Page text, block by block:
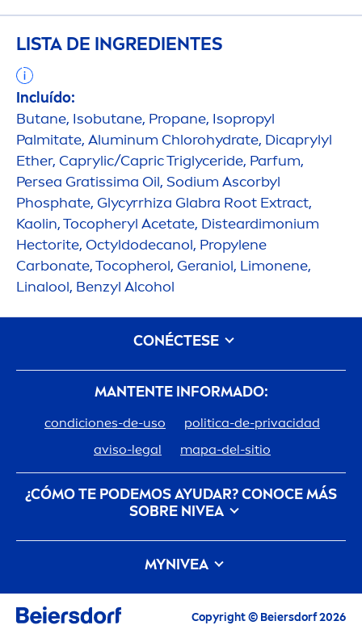
LISTA DE INGREDIENTES
Incluído:
Butane, Isobutane, Propane, Isopropyl
Palmitate, Aluminum Chlorohydrate, Dicaprylyl
Ether, Caprylic/Capric Triglyceride, Parfum,
Persea Gratissima Oil, Sodium Ascorbyl
Phosphate, Glycyrrhiza Glabra Root Extract,
Kaolin, Tocopheryl Acetate, Disteardimonium
Hectorite, Octyldodecanol, Propylene
Carbonate, Tocopherol, Geraniol, Limonene,
Linalool, Benzyl Alcohol
MANTENTE INFORMADO:
condiciones-de-uso
politica-de-privacidad
aviso-legal
mapa-del-sitio
¿CÓMO TE PODEMOS AYUDAR? CONOCE MÁS
SOBRE NIVEA
Descubre la Historia de tu marca de confianza
Trabajar en Beiersdorf
Cómo cuidaNIVEAel planeta Contacto
MYNIVEA
Las últimas novedades, consejos para cuidarte,
CONÉCTESE
Copyright © Beiersdorf 2026